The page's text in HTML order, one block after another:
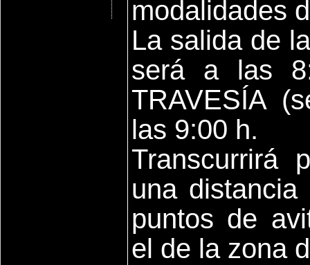
modalidades
La salida de
será a las
TRAVESÍA
las 9:00 h.
Transcurrirá
una
puntos de
el de la zona